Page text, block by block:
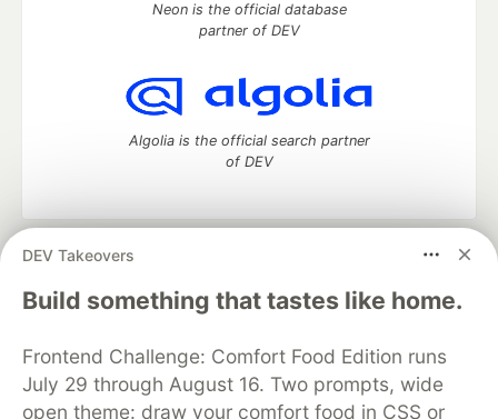
DEV Takeovers
Build something that tastes like home.
Frontend Challenge: Comfort Food Edition runs
July 29 through August 16. Two prompts, wide
open theme: draw your comfort food in CSS or
Neon is the official database
partner of DEV
Algolia is the official search partner
of DEV
DEV Community
— A space to discuss and keep up software
development and manage your software career
Home
DEV Challenges DEV++
Videos
Organization Accounts
DEV Showcase About
Contact
Free Postgres Database
DEV Shop
MLH
Code of Conduct
Privacy Policy Terms of Use